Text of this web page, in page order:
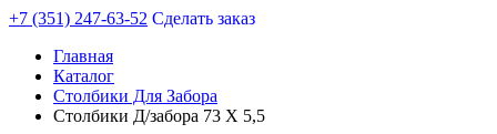
+7 (351) 247-63-52 Сделать заказ
Главная
Каталог
Столбики Для Забора
Столбики Д/забора 73 Х 5,5